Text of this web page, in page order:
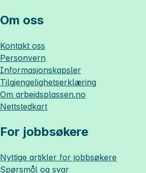
Om oss
Kontakt oss
Personvern
Informasjonskapsler
Tilgjengelighetserklæring
Om arbeidsplassen.no
Nettstedkart
For jobbsøkere
Nyttige artikler for jobbsøkere
Spørsmål og svar